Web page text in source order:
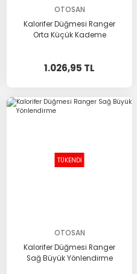
OTOSAN
Kalorifer Düğmesi Ranger
Orta Küçük Kademe
1.026,95 TL
TÜKENDİ
OTOSAN
Kalorifer Düğmesi Ranger
Sağ Büyük Yönlendirme